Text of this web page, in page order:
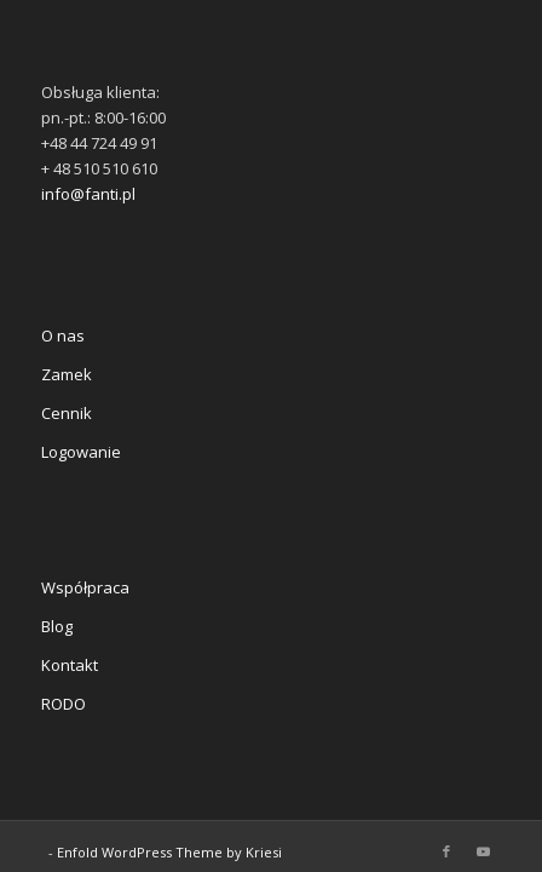
Obsługa klienta:
pn.-pt.: 8:00-16:00
+48 44 724 49 91
+ 48 510 510 610
info@fanti.pl
O nas
Zamek
Cennik
Logowanie
Współpraca
Blog
Kontakt
RODO
- Enfold WordPress Theme by Kriesi